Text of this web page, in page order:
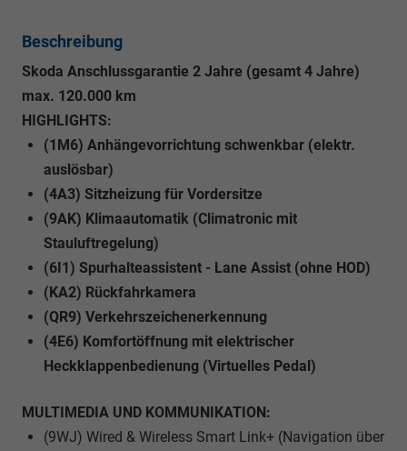
Beschreibung
Skoda Anschlussgarantie 2 Jahre (gesamt 4 Jahre)
max. 120.000 km
HIGHLIGHTS:
(1M6) Anhängevorrichtung schwenkbar (elektr.
auslösbar)
(4A3) Sitzheizung für Vordersitze
(9AK) Klimaautomatik (Climatronic mit
Stauluftregelung)
(6I1) Spurhalteassistent - Lane Assist (ohne HOD)
(KA2) Rückfahrkamera
(QR9) Verkehrszeichenerkennung
(4E6) Komfortöffnung mit elektrischer
Heckklappenbedienung (Virtuelles Pedal)
MULTIMEDIA UND KOMMUNIKATION:
(9WJ) Wired & Wireless Smart Link+ (Navigation über